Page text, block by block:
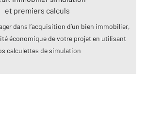
et premiers calculs
dans l’acquisition d’un bien immobilier,
économique de votre projet en utilisant
calculettes de simulation